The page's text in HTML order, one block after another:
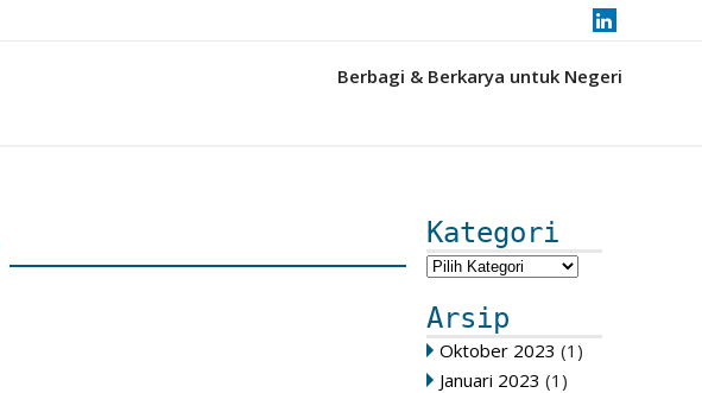
Berbagi & Berkarya untuk Negeri
Kategori
Arsip
Oktober 2023 (1)
Januari 2023 (1)